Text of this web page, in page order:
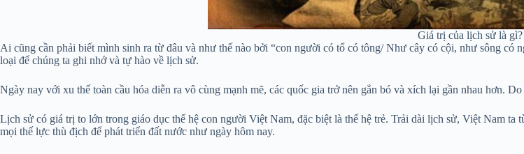
Giá trị của lịch sử là gì?
Ai cũng cần phải biết mình sinh ra từ đâu và như thế nào bởi “con người có tổ có tông/ Như cây có cội, như sông có
loại để chúng ta ghi nhớ và tự hào về lịch sử.
Ngày nay với xu thế toàn cầu hóa diễn ra vô cùng mạnh mẽ, các quốc gia trở nên gắn bó và xích lại gần nhau hơn.
Lịch sử có giá trị to lớn trong giáo dục thế hệ con người Việt Nam, đặc biệt là thế hệ trẻ. Trải dài lịch sử, Việt Nam
mọi thế lực thù địch để phát triển đất nước như ngày hôm nay.